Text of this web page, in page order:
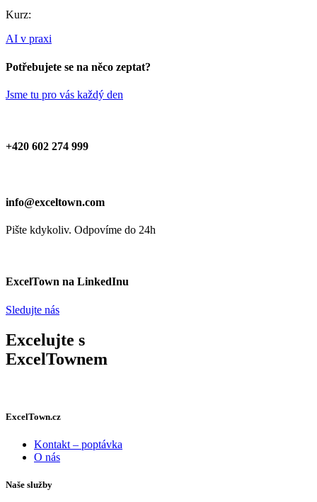
Kurz:
AI v praxi
Potřebujete se na něco zeptat?
Jsme tu pro vás každý den
+420 602 274 999
info@exceltown.com
Pište kdykoliv. Odpovíme do 24h
ExcelTown na LinkedInu
Sledujte nás
Excelujte s
ExcelTownem
ExcelTown.cz
Kontakt – poptávka
O nás
Naše služby